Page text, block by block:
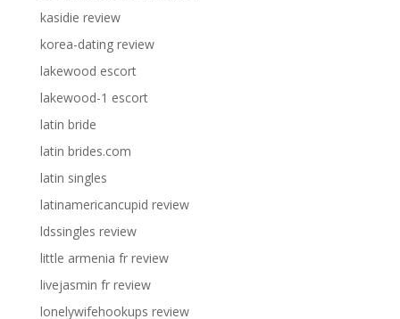
kasidie review
korea-dating review
lakewood escort
lakewood-1 escort
latin bride
latin brides.com
latin singles
latinamericancupid review
ldssingles review
little armenia fr review
livejasmin fr review
lonelywifehookups review